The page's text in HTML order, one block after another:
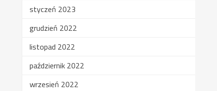
styczeń 2023
grudzień 2022
listopad 2022
październik 2022
wrzesień 2022